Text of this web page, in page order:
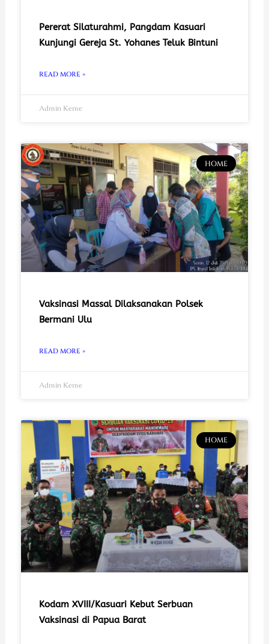
Pererat Silaturahmi, Pangdam Kasuari
Kunjungi Gereja St. Yohanes Teluk Bintuni
READ MORE »
Admin Keme
HOME
Vaksinasi Massal Dilaksanakan Polsek
Bermani Ulu
READ MORE »
Admin Keme
HOME
Kodam XVIII/Kasuari Kebut Serbuan
Vaksinasi di Papua Barat